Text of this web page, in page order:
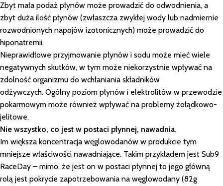
Zbyt mała podaż płynów może prowadzić do odwodnienia, a
zbyt duża ilość płynów (zwłaszcza zwykłej wody lub nadmiernie
rozwodnionych napojów izotonicznych) może prowadzić do
hiponatremii.
Nieprawidłowe przyjmowanie płynów i sodu może mieć wiele
negatywnych skutków, w tym może niekorzystnie wpływać na
zdolność organizmu do wchłaniania składników
odżywczych. Ogólny poziom płynów i elektrolitów w przewodzie
pokarmowym może również wpływać na problemy żołądkowo-
jelitowe.
Nie wszystko, co jest w postaci płynnej, nawadnia.
Im większa koncentracja węglowodanów w produkcie tym
mniejsze właściwości nawadniające. Takim przykładem jest Sub9
RaceDay – mimo, że jest on w postaci płynnej to jego główną
rolą jest pokrycie zapotrzebowania na węglowodany (82g